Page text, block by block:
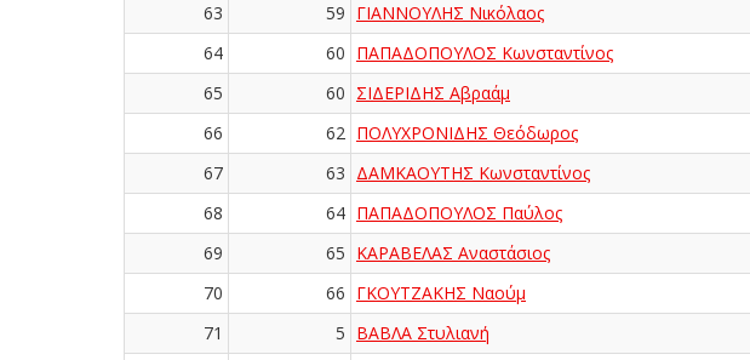
63
59 ΓΙΑΝΝΟΥΛΗΣ Νικόλαος
64
60 ΠΑΠΑΔΟΠΟΥΛΟΣ Κωνσταντίνος
65
60 ΣΙΔΕΡΙΔΗΣ Αβραάμ
66
62 ΠΟΛΥΧΡΟΝΙΔΗΣ Θεόδωρος
67
63 ΔΑΜΚΑΟΥΤΗΣ Κωνσταντίνος
68
64 ΠΑΠΑΔΟΠΟΥΛΟΣ Παύλος
69
65 ΚΑΡΑΒΕΛΑΣ Αναστάσιος
70
66 ΓΚΟΥΤΖΑΚΗΣ Ναούμ
71
5 ΒΑΒΛΑ Στυλιανή